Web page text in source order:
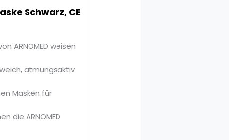
Schwarz, CE
ARNOMED weisen
weich, atmungsaktiv
Masken für
die ARNOMED